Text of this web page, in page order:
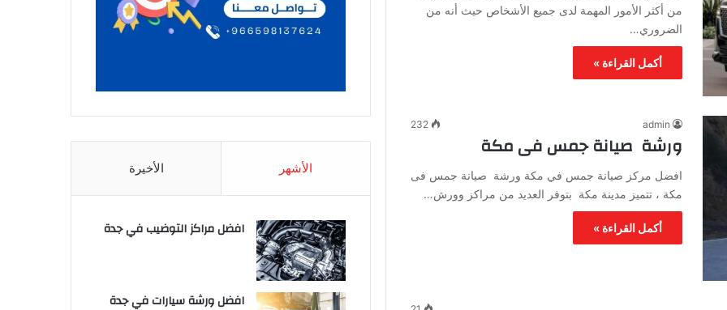
من أكثر الأمور المهمة لدى جميع الأشخاص حيث أنه من
الضروري…
أكمل القراءة »
admin
232
ورشة صيانة جمس فى مكة
افضل مركز صيانة جمس في مكة ورشة صيانة جمس فى
مكة ، تتميز مدينة مكة بتوفر العديد من مراكز وورش…
أكمل القراءة »
الأشهر الأخيرة
افضل مراكز التوضيب في جدة
افضل ورشة سيارات في جدة